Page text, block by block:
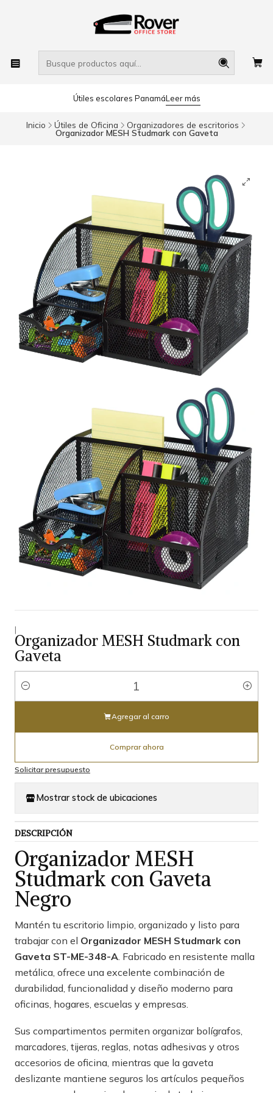
Útiles escolares PanamáLeer más
Inicio Útiles de Oficina Organizadores de escritorios
Organizador MESH Studmark con Gaveta
|
Organizador MESH Studmark con
Gaveta
Cantidad
Agregar al carro
Comprar ahora
Solicitar presupuesto
Mostrar stock de ubicaciones
DESCRIPCIÓN
Organizador MESH
Studmark con Gaveta
Negro
Mantén tu escritorio limpio, organizado y listo para
trabajar con el Organizador MESH Studmark con
Gaveta ST-ME-348-A . Fabricado en resistente malla
metálica, ofrece una excelente combinación de
durabilidad, funcionalidad y diseño moderno para
oficinas, hogares, escuelas y empresas.
Sus compartimentos permiten organizar bolígrafos,
marcadores, tijeras, reglas, notas adhesivas y otros
accesorios de oficina, mientras que la gaveta
deslizante mantiene seguros los artículos pequeños